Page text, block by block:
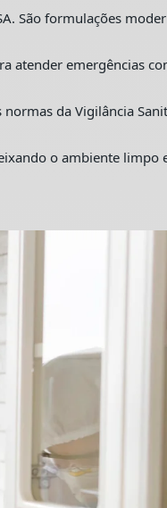
São formulações
atender emergências
da Vigilância
o ambiente limpo